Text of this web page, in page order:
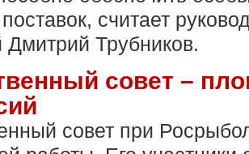
считает
Дмитрий Трубников.
совет –
совет при